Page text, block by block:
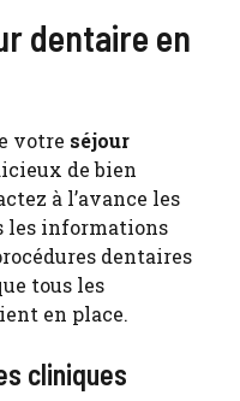
dentaire en
votre séjour
de bien
à l’avance les
les informations
dentaires
tous les
en place.
cliniques